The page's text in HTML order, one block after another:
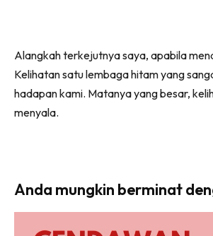
Alangkah terkejutnya saya, apabila
Kelihatan satu lembaga hitam yang
hadapan kami. Matanya yang besar,
menyala.
Anda mungkin berminat